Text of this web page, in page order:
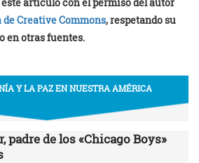
Creative Commons, respetando su
en otras fuentes.
Y LA PAZ EN NUESTRA AMÉRICA
padre de los «Chicago Boys»